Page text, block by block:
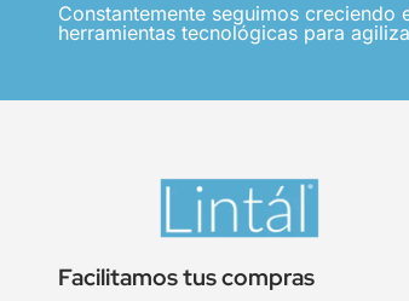
Constantemente seguimos
herramientas tecnológicas para
Facilitamos tus compras